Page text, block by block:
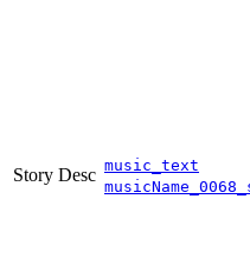
Story Desc music_text